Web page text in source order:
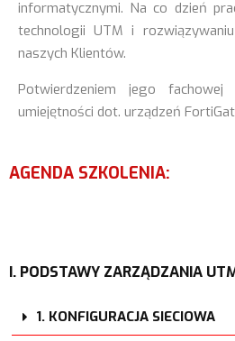
informatycznymi. Na co dzień
technologii UTM i
naszych Klientów.
Potwierdzeniem jego
umiejętności dot. urządzeń
AGENDA SZKOLENIA:
I. PODSTAWY ZARZĄDZANIA
1. KONFIGURACJA SIECIOWA